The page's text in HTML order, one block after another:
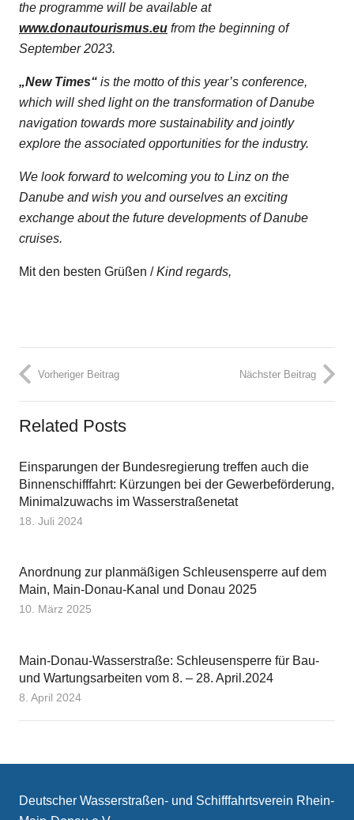
the programme will be available at
www.donautourismus.eu from the beginning of
September 2023.
„New Times“ is the motto of this year’s conference,
which will shed light on the transformation of Danube
navigation towards more sustainability and jointly
explore the associated opportunities for the industry.
We look forward to welcoming you to Linz on the
Danube and wish you and ourselves an exciting
exchange about the future developments of Danube
cruises.
Mit den besten Grüßen /Kind regards,
Vorheriger Beitrag Nächster Beitrag
Related Posts
Einsparungen der Bundesregierung treffen auch die
Binnenschifffahrt: Kürzungen bei der Gewerbeförderung,
Minimalzuwachs im Wasserstraßenetat
18. Juli 2024
Anordnung zur planmäßigen Schleusensperre auf dem
Main, Main-Donau-Kanal und Donau 2025
10. März 2025
Main-Donau-Wasserstraße: Schleusensperre für Bau-
und Wartungsarbeiten vom 8. – 28. April.2024
8. April 2024
Deutscher Wasserstraßen- und Schifffahrtsverein Rhein-